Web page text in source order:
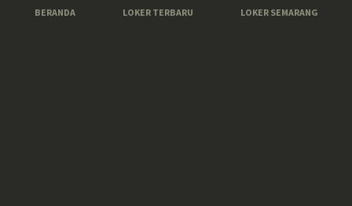
BERANDA LOKER TERBARU LOKER SEMARANG